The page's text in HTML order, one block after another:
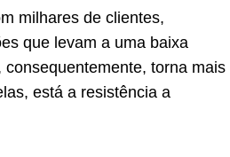
milhares de clientes,
que levam a uma baixa
consequentemente, torna mais
está a resistência a